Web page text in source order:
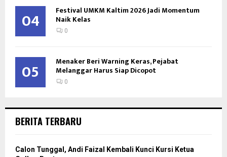
04 Festival UMKM Kaltim 2026 Jadi Momentum
Naik Kelas
0
05 Menaker Beri Warning Keras, Pejabat
Melanggar Harus Siap Dicopot
0
BERITA TERBARU
Calon Tunggal, Andi Faizal Kembali Kunci Kursi Ketua